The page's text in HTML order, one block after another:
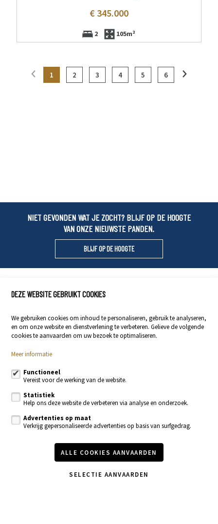
€ 345.000
2 105m²
1 2 3 4 5 6
NIET GEVONDEN WAT JE ZOCHT? BLIJF OP DE HOOGTE
VAN ONZE NIEUWSTE PANDEN.
BLIJF OP DE HOOGTE
Locals Vastgoed
9400 Ninove
054 23 53 83
Volg ons op:
Te huur Nieuwbouw
Recente realisaties
DEZE WEBSITE GEBRUIKT COOKIES
We gebruiken cookies om inhoud te personaliseren, gebruik te analyseren,
en om onze website en dienstverlening te verbeteren. Gelieve de volgende
cookies te aanvaarden om uw bezoek te optimaliseren.
Meer informatie
Functioneel
Vereist voor de werking van de website.
Statistiek
Help ons deze website de verbeteren via analyse en onderzoek.
Advertenties op maat
Verkrijg gepersonaliseerde advertenties op basis van surfgedrag.
ALLE COOKIES AANVAARDEN
SELECTIE AANVAARDEN